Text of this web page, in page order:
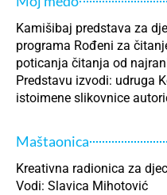
Kamišibaj predstava za
programa Rođeni za
poticanja čitanja od
Predstavu izvodi: udruga
istoimene slikovnice
Maštaonica
Kreativna radionica za
Vodi: Slavica Mihotović